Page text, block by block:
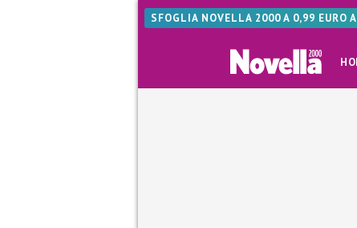
SFOGLIA NOVELLA 2000 A 0,99 EURO